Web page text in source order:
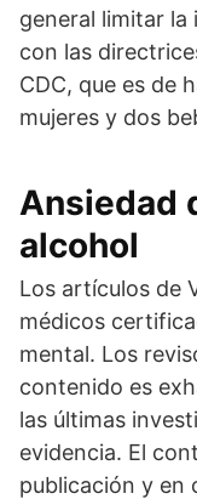
general limitar la
con las
CDC, que es de
mujeres y dos
Ansiedad
alcohol
Los artículos de
médicos
mental. Los
contenido es
las últimas
evidencia. El
publicación y en